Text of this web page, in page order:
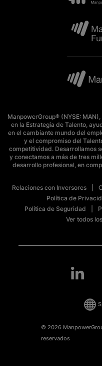
ManpowerGroup® (NYSE:
en la Estrategia de Talento,
en el cambiante mundo del
y el compromiso del
competitividad. Desarrollamos
y conectamos a más de tres
desarrollo profesional, en
Relaciones con Inversores
Política de
Política de Seguridad
Ver todos
© 2026
reservados